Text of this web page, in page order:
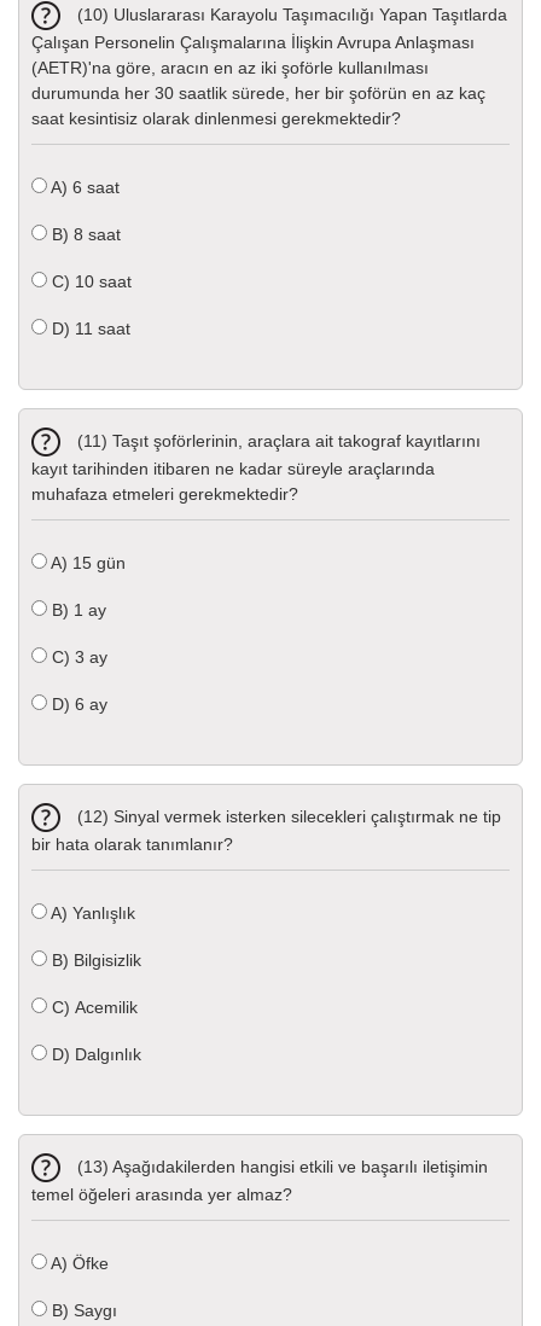
(10) Uluslararası Karayolu Taşımacılığı Yapan Taşıtlarda
Çalışan Personelin Çalışmalarına İlişkin Avrupa Anlaşması
(AETR)'na göre, aracın en az iki şoförle kullanılması
durumunda her 30 saatlik sürede, her bir şoförün en az kaç
saat kesintisiz olarak dinlenmesi gerekmektedir?
A) 6 saat
B) 8 saat
C) 10 saat
D) 11 saat
(11) Taşıt şoförlerinin, araçlara ait takograf kayıtlarını
kayıt tarihinden itibaren ne kadar süreyle araçlarında
muhafaza etmeleri gerekmektedir?
A) 15 gün
B) 1 ay
C) 3 ay
D) 6 ay
(12) Sinyal vermek isterken silecekleri çalıştırmak ne tip
bir hata olarak tanımlanır?
A) Yanlışlık
B) Bilgisizlik
C) Acemilik
D) Dalgınlık
(13) Aşağıdakilerden hangisi etkili ve başarılı iletişimin
temel öğeleri arasında yer almaz?
A) Öfke
B) Saygı